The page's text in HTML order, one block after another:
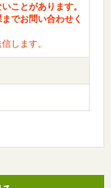
ことがあります。
でお問い合わせく
します。